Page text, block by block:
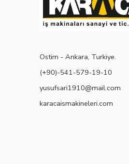
Ostim - Ankara, Turkiye.
(+90)-541-579-19-10
yusufsari1910@mail.com
karacaismakineleri.com